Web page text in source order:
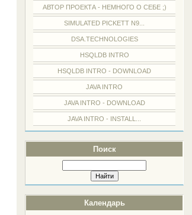
АВТОР ПРОЕКТА - НЕМНОГО О СЕБЕ ;)
SIMULATED PICKETT N9...
DSA.TECHNOLOGIES
HSQLDB INTRO
HSQLDB INTRO - DOWNLOAD
JAVA INTRO
JAVA INTRO - DOWNLOAD
JAVA INTRO - INSTALL...
Поиск
Календарь